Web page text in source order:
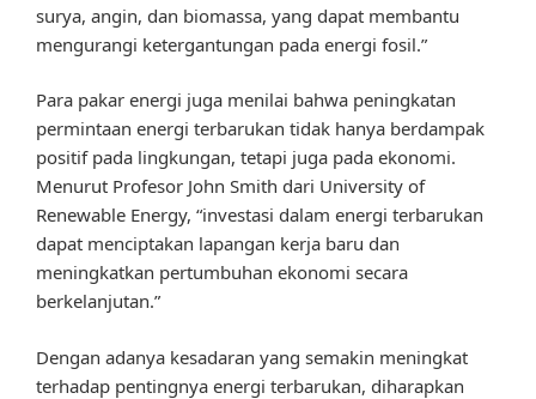
surya, angin, dan biomassa, yang dapat membantu
mengurangi ketergantungan pada energi fosil.”
Para pakar energi juga menilai bahwa peningkatan
permintaan energi terbarukan tidak hanya berdampak
positif pada lingkungan, tetapi juga pada ekonomi.
Menurut Profesor John Smith dari University of
Renewable Energy, “investasi dalam energi terbarukan
dapat menciptakan lapangan kerja baru dan
meningkatkan pertumbuhan ekonomi secara
berkelanjutan.”
Dengan adanya kesadaran yang semakin meningkat
terhadap pentingnya energi terbarukan, diharapkan